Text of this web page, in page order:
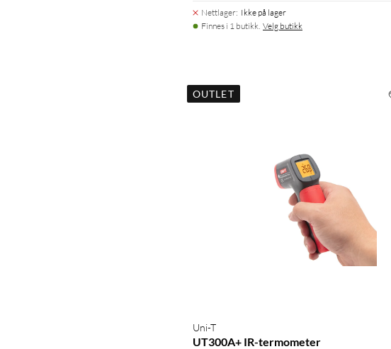
Nettlager: Ikke på lager
Finnes i 1 butikk. Velg butikk
OUTLET
Uni-T
UT300A+ IR-termometer